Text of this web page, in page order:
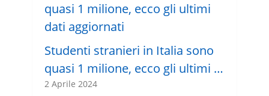
Studenti stranieri in Italia sono
quasi 1 milione, ecco gli ultimi …
2 Aprile 2024